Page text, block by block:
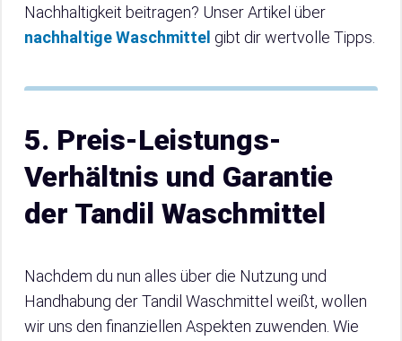
Nachhaltigkeit beitragen? Unser Artikel über
nachhaltige Waschmittel gibt dir wertvolle Tipps.
5. Preis-Leistungs-
Verhältnis und Garantie
der Tandil Waschmittel
Nachdem du nun alles über die Nutzung und
Handhabung der Tandil Waschmittel weißt, wollen
wir uns den finanziellen Aspekten zuwenden. Wie